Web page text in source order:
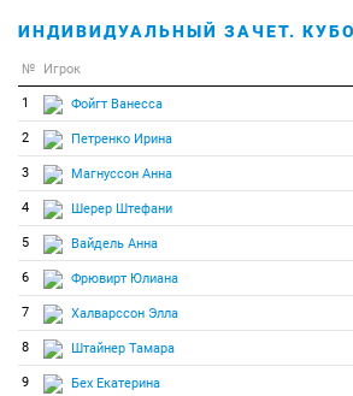
120 Штальдер Гион
121 Энхбат Энхсайхан
122 Эпнер Маркус
123 Яда Ставре
124 Якоб Патрик
125 Ямамото Рю
ИНДИВИДУАЛЬНЫЙ ЗАЧЕТ.
№ Игрок
1 Фойгт Ванесса
2 Петренко Ирина
3 Магнуссон Анна
4 Шерер Штефани
5 Вайдель Анна
6 Фрювирт Юлиана
7 Халварссон Элла
8 Штайнер Тамара
9 Бех Екатерина